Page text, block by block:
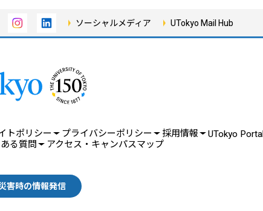
ソーシャルメディア UTokyo Mail Hub
トポリシー プライバシーポリシー 採用情報
UTokyo Portal
る質問 アクセス・キャンパスマップ
害時の情報発信